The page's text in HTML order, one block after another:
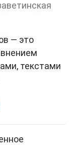
— это
текстами